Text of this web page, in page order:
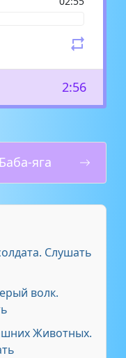
2:56
Баба-яга
Слушать
волк.
Животных.